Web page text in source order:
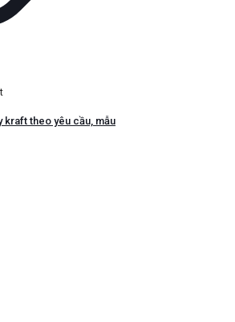
kraft theo yêu cầu, mẫu